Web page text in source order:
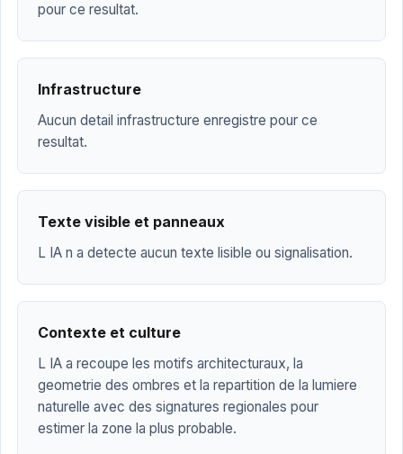
pour ce resultat.
Infrastructure
Aucun detail infrastructure enregistre pour ce
resultat.
Texte visible et panneaux
L IA n a detecte aucun texte lisible ou signalisation.
Contexte et culture
L IA a recoupe les motifs architecturaux, la
geometrie des ombres et la repartition de la lumiere
naturelle avec des signatures regionales pour
estimer la zone la plus probable.